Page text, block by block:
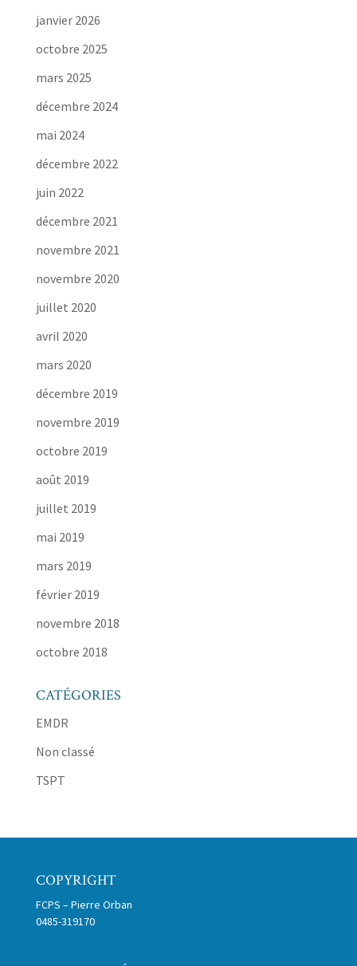
janvier 2026
octobre 2025
mars 2025
décembre 2024
mai 2024
décembre 2022
juin 2022
décembre 2021
novembre 2021
novembre 2020
juillet 2020
avril 2020
mars 2020
décembre 2019
novembre 2019
octobre 2019
août 2019
juillet 2019
mai 2019
mars 2019
février 2019
novembre 2018
octobre 2018
CATÉGORIES
EMDR
Non classé
TSPT
COPYRIGHT
FCPS – Pierre Orban
0485-319170